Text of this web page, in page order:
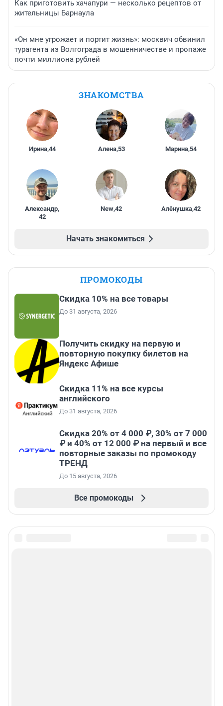
Как приготовить хачапури — несколько рецептов от
жительницы Барнаула
«Он мне угрожает и портит жизнь»: москвич обвинил
турагента из Волгограда в мошенничестве и пропаже
почти миллиона рублей
ЗНАКОМСТВА
Ирина,44 Алена,53 Марина,54
Александр,
42
New,42 Алёнушка,42
Начать знакомиться
ПРОМОКОДЫ
Скидка 10% на все товары
До 31 августа, 2026
Получить скидку на первую и
повторную покупку билетов на
Яндекс Афише
Скидка 11% на все курсы
английского
До 31 августа, 2026
Скидка 20% от 4 000 ₽, 30% от 7 000
₽ и 40% от 12 000 ₽ на первый и все
повторные заказы по промокоду
ТРЕНД
До 15 августа, 2026
Все промокоды